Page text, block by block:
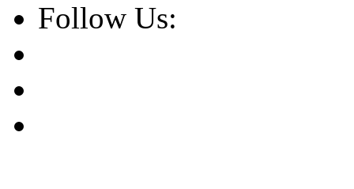
Follow Us: